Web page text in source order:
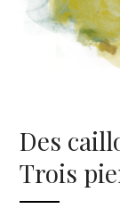
Des
Trois